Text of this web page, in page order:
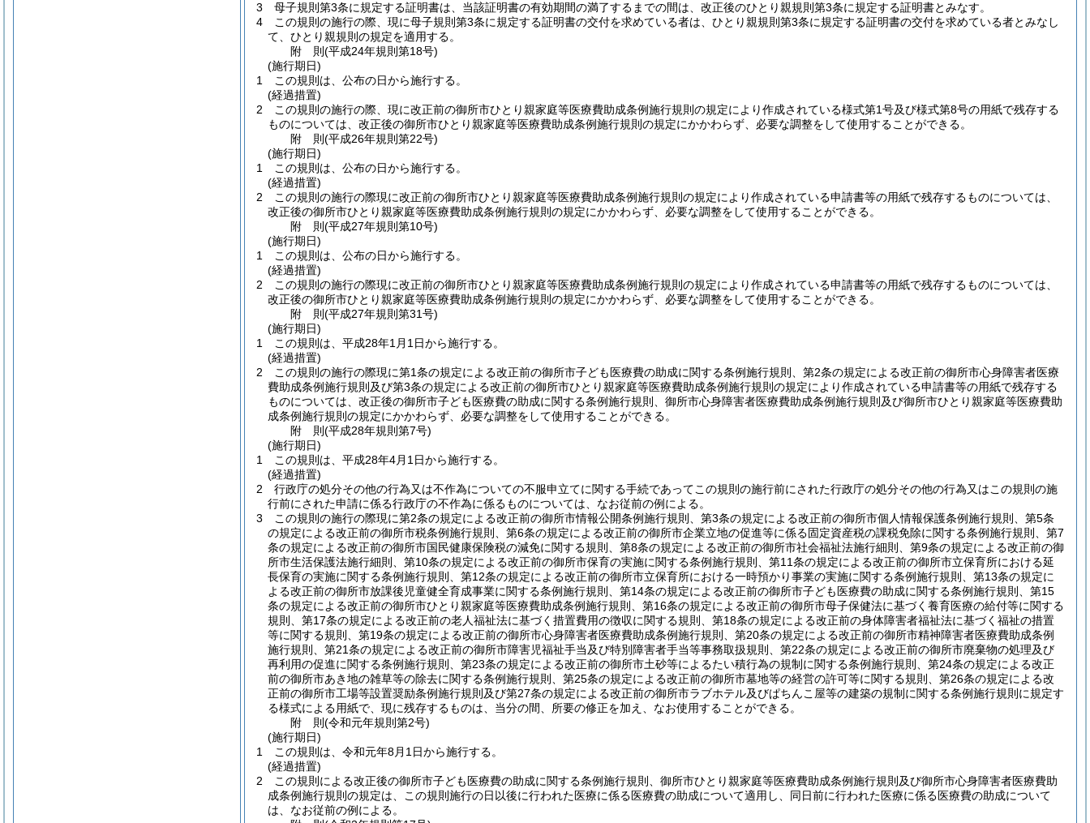
3
母子規則第3条に規定する証明書は、当該証明書の有効期間の満了するまでの間は、改正後のひとり親規則第3条に規定する証明書とみなす。
4
この規則の施行の際、現に母子規則第3条に規定する証明書の交付を求めている者は、ひとり親規則第3条に規定する証明書の交付を求めている者とみなし
て、ひとり親規則の規定を適用する。
附 則(平成24年規則第18号)
(施行期日)
1
この規則は、公布の日から施行する。
(経過措置)
2
この規則の施行の際、現に改正前の御所市ひとり親家庭等医療費助成条例施行規則の規定により作成されている様式第1号及び様式第8号の用紙で残存する
ものについては、改正後の御所市ひとり親家庭等医療費助成条例施行規則の規定にかかわらず、必要な調整をして使用することができる。
附 則(平成26年規則第22号)
(施行期日)
1
この規則は、公布の日から施行する。
(経過措置)
2
この規則の施行の際現に改正前の御所市ひとり親家庭等医療費助成条例施行規則の規定により作成されている申請書等の用紙で残存するものについては、
改正後の御所市ひとり親家庭等医療費助成条例施行規則の規定にかかわらず、必要な調整をして使用することができる。
附 則(平成27年規則第10号)
(施行期日)
1
この規則は、公布の日から施行する。
(経過措置)
2
この規則の施行の際現に改正前の御所市ひとり親家庭等医療費助成条例施行規則の規定により作成されている申請書等の用紙で残存するものについては、
改正後の御所市ひとり親家庭等医療費助成条例施行規則の規定にかかわらず、必要な調整をして使用することができる。
附 則(平成27年規則第31号)
(施行期日)
1
この規則は、平成28年1月1日から施行する。
(経過措置)
2
この規則の施行の際現に第1条の規定による改正前の御所市子ども医療費の助成に関する条例施行規則、第2条の規定による改正前の御所市心身障害者医療
費助成条例施行規則及び第3条の規定による改正前の御所市ひとり親家庭等医療費助成条例施行規則の規定により作成されている申請書等の用紙で残存する
ものについては、改正後の御所市子ども医療費の助成に関する条例施行規則、御所市心身障害者医療費助成条例施行規則及び御所市ひとり親家庭等医療費助
成条例施行規則の規定にかかわらず、必要な調整をして使用することができる。
附 則(平成28年規則第7号)
(施行期日)
1
この規則は、平成28年4月1日から施行する。
(経過措置)
2
行政庁の処分その他の行為又は不作為についての不服申立てに関する手続であってこの規則の施行前にされた行政庁の処分その他の行為又はこの規則の施
行前にされた申請に係る行政庁の不作為に係るものについては、なお従前の例による。
3
この規則の施行の際現に第2条の規定による改正前の御所市情報公開条例施行規則、第3条の規定による改正前の御所市個人情報保護条例施行規則、第5条
の規定による改正前の御所市税条例施行規則、第6条の規定による改正前の御所市企業立地の促進等に係る固定資産税の課税免除に関する条例施行規則、第7
条の規定による改正前の御所市国民健康保険税の減免に関する規則、第8条の規定による改正前の御所市社会福祉法施行細則、第9条の規定による改正前の御
所市生活保護法施行細則、第10条の規定による改正前の御所市保育の実施に関する条例施行規則、第11条の規定による改正前の御所市立保育所における延
長保育の実施に関する条例施行規則、第12条の規定による改正前の御所市立保育所における一時預かり事業の実施に関する条例施行規則、第13条の規定に
よる改正前の御所市放課後児童健全育成事業に関する条例施行規則、第14条の規定による改正前の御所市子ども医療費の助成に関する条例施行規則、第15
条の規定による改正前の御所市ひとり親家庭等医療費助成条例施行規則、第16条の規定による改正前の御所市母子保健法に基づく養育医療の給付等に関する
規則、第17条の規定による改正前の老人福祉法に基づく措置費用の徴収に関する規則、第18条の規定による改正前の身体障害者福祉法に基づく福祉の措置
等に関する規則、第19条の規定による改正前の御所市心身障害者医療費助成条例施行規則、第20条の規定による改正前の御所市精神障害者医療費助成条例
施行規則、第21条の規定による改正前の御所市障害児福祉手当及び特別障害者手当等事務取扱規則、第22条の規定による改正前の御所市廃棄物の処理及び
再利用の促進に関する条例施行規則、第23条の規定による改正前の御所市土砂等によるたい積行為の規制に関する条例施行規則、第24条の規定による改正
前の御所市あき地の雑草等の除去に関する条例施行規則、第25条の規定による改正前の御所市墓地等の経営の許可等に関する規則、第26条の規定による改
正前の御所市工場等設置奨励条例施行規則及び第27条の規定による改正前の御所市ラブホテル及びぱちんこ屋等の建築の規制に関する条例施行規則に規定す
る様式による用紙で、現に残存するものは、当分の間、所要の修正を加え、なお使用することができる。
附 則(令和元年規則第2号)
(施行期日)
1
この規則は、令和元年8月1日から施行する。
(経過措置)
2
この規則による改正後の御所市子ども医療費の助成に関する条例施行規則、御所市ひとり親家庭等医療費助成条例施行規則及び御所市心身障害者医療費助
成条例施行規則の規定は、この規則施行の日以後に行われた医療に係る医療費の助成について適用し、同日前に行われた医療に係る医療費の助成について
は、なお従前の例による。